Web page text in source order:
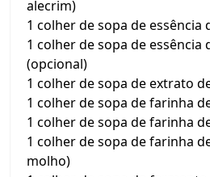
alecrim)
1 colher de sopa de essência
1 colher de sopa de essência
(opcional)
1 colher de sopa de extrato
1 colher de sopa de farinha
1 colher de sopa de farinha
1 colher de sopa de farinha
molho)